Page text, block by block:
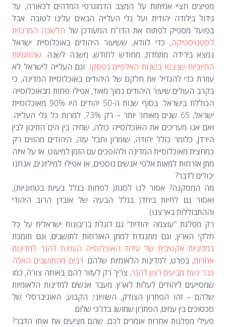
מפיצים חציי אמיתות על המצב הדמוגרפי המדהים לכאורה, על
גידול בילודה יהודית ועל גלי העלייה הבאים עלינו לטובה. אבל
בפועל מספיק לפתוח את הדו"ח המעודכן של הלשכה המרכזית
לסטטיסטיקה, כדי לוודא, ששיעור היהודים באוכלוסיית ישראל
נמצא בירידה מתמדת, מחודש לחודש, משנה לשנה. שהמגמות
החיוביות שנצפו בשנות האלפיים נפסקו. וגם העלייה לישראל לא
עוזרת כדי להגדיל את חלקם של היהודים באוכלוסיית המדינה, כי
בקרב העולים שיעור היהודים נמוך מאוד, אפילו פחות מבאוכלוסייה
הכוללת בישראל. בסוף שנות ה-50 יהודים היו 90% מאוכלוסיית
ישראל, 65 שנים מאוחר יותר – רק 73%, למרות כל גלי העלייה.
ואם אנו מעריכים את האוכלוסייה כולה, שחיה בין הים התיכון לבין
הירדן, כלומר כולל יהודה, שומרון וחבל עזה, היהודים מהווים רק
כמחצית מאוכלוסיית המדינה ולהופכים עם הזמן למיעוט. אז על איזה
מתן אזרחות למאות אלפי אנשים נוספים, או אפילו למיליונים, אנחנו
יכולים לדבר?
מה המסקנה? אסור לנו לסגת( לפחות בגלל בעיות בטחוניות),
ואסור גם לחיות ביחד( בגלל הבעיה של אובדן הרוב היהודי
וההתבוללות בארצנו).
רק מפלגת "עוצמה יהודית" גם דוגלת בריבונות ישראלית על כל
חלקי הארץ, וגם מתנגדת למתן האזרחות לתושבים, וגם תומכת
במדיניות אקטיבית של עידוד האוכלוסייה העוינת להגר למדינות
אחרות, בפרט, למדינות הלאומיות שלהם. רבים מהתושבים האלה
כבר כעת מביעים רצון להגר, צריך רק לעזור להם. באותה צורה, כמו
שמסייעים ליהודים לעלות לארץ. מעבר אנשים למדינות הלאומיות
שלהם – זהו הפתרון הצודק, השוויוני, הקבוע, האוניברסלי של
סכסוכים בין עמים, הפתרון שמושג בדרכי שלום.
פעילי מפלגות אחרות אומרים לכם, שהם מציעים את אותו הדבר?